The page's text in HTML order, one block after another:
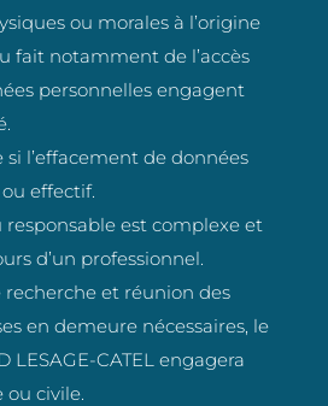
ou morales à l’origine
fait notamment de l’accès
personnelles engagent
l’effacement de données
ou effectif.
responsable est complexe et
d’un professionnel.
recherche et réunion des
en demeure nécessaires, le
LESAGE-CATEL engagera
ou civile.